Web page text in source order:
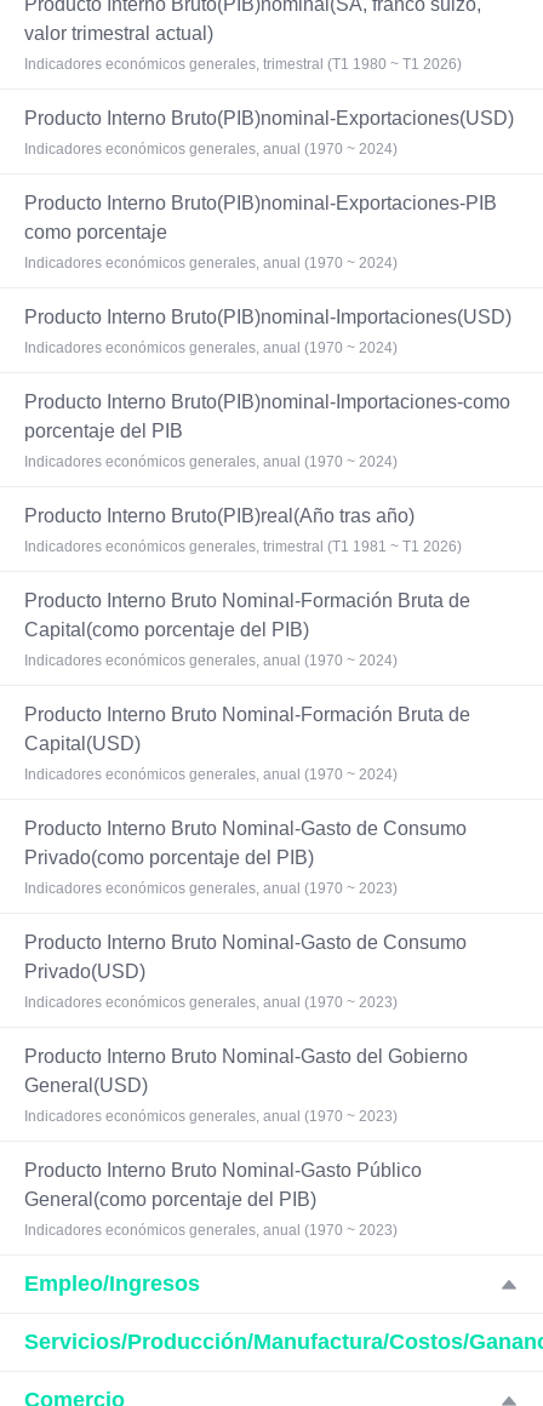
Producto Interno Bruto(PIB)nominal(SA, franco suizo,
valor trimestral actual)
Indicadores económicos generales, trimestral (T1 1980 ~ T1 2026)
Producto Interno Bruto(PIB)nominal-Exportaciones(USD)
Indicadores económicos generales, anual (1970 ~ 2024)
Producto Interno Bruto(PIB)nominal-Exportaciones-PIB
como porcentaje
Indicadores económicos generales, anual (1970 ~ 2024)
Producto Interno Bruto(PIB)nominal-Importaciones(USD)
Indicadores económicos generales, anual (1970 ~ 2024)
Producto Interno Bruto(PIB)nominal-Importaciones-como
porcentaje del PIB
Indicadores económicos generales, anual (1970 ~ 2024)
Producto Interno Bruto(PIB)real(Año tras año)
Indicadores económicos generales, trimestral (T1 1981 ~ T1 2026)
Producto Interno Bruto Nominal-Formación Bruta de
Capital(como porcentaje del PIB)
Indicadores económicos generales, anual (1970 ~ 2024)
Producto Interno Bruto Nominal-Formación Bruta de
Capital(USD)
Indicadores económicos generales, anual (1970 ~ 2024)
Producto Interno Bruto Nominal-Gasto de Consumo
Privado(como porcentaje del PIB)
Indicadores económicos generales, anual (1970 ~ 2023)
Producto Interno Bruto Nominal-Gasto de Consumo
Privado(USD)
Indicadores económicos generales, anual (1970 ~ 2023)
Producto Interno Bruto Nominal-Gasto del Gobierno
General(USD)
Indicadores económicos generales, anual (1970 ~ 2023)
Producto Interno Bruto Nominal-Gasto Público
General(como porcentaje del PIB)
Indicadores económicos generales, anual (1970 ~ 2023)
Empleo/Ingresos
Servicios/Producción/Manufactura/Costos/
Comercio